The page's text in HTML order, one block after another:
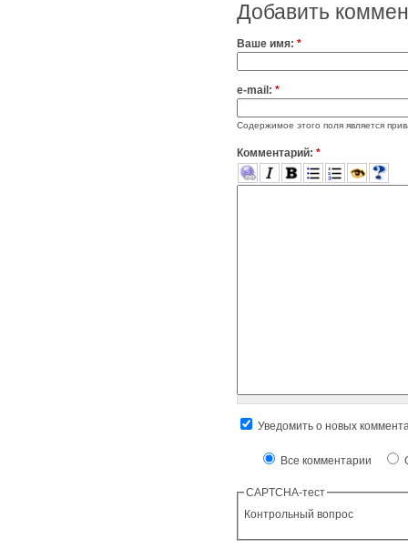
Добавить
Ваше имя: *
e-mail: *
Содержимое этого поля является
Комментарий: *
Уведомить о новых
Все комментарии
CAPTCHA-тест
Контрольный вопрос